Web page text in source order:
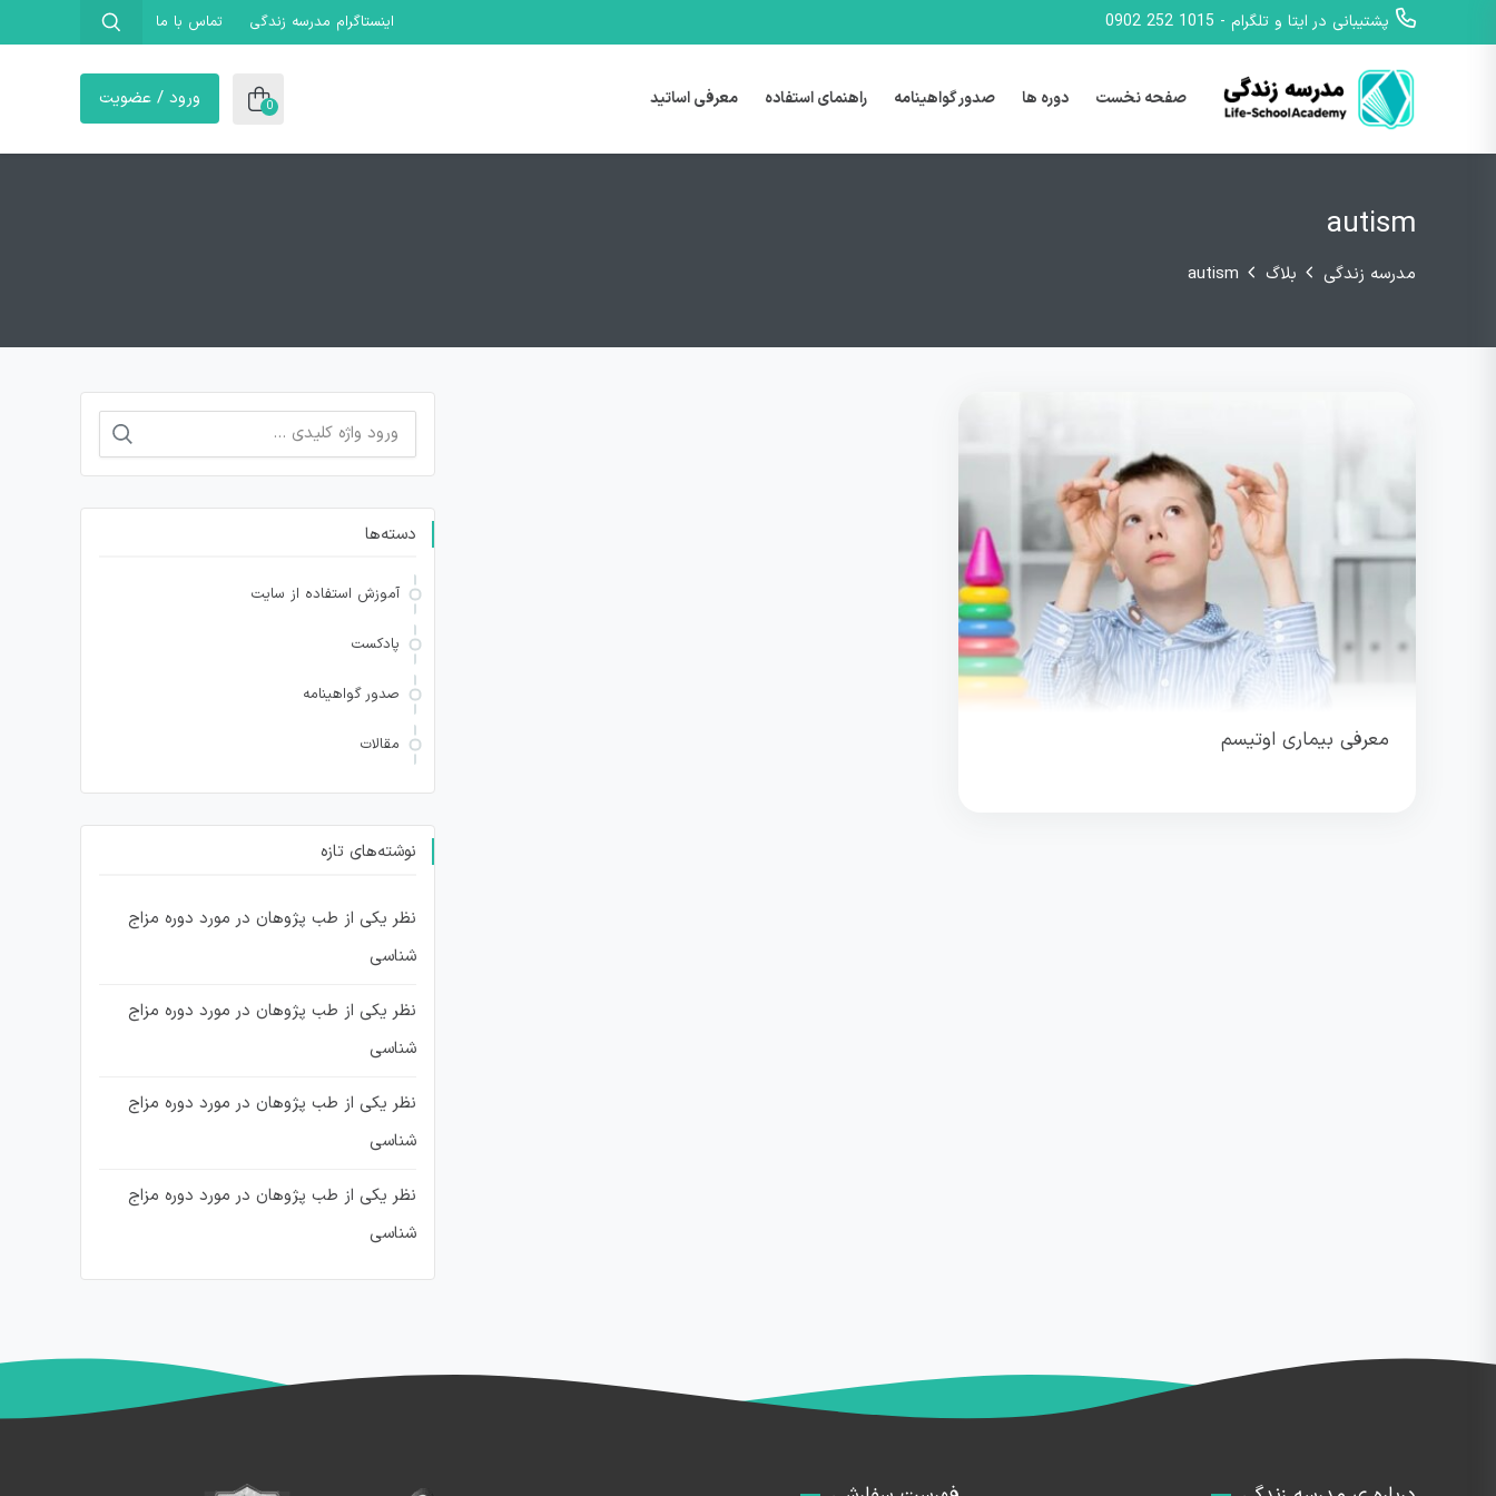
پشتیبانی در ایتا و تلگرام - 1015 252 0902 اینستاگرام مدرسه زندگی تماس با ما
صفحه نخست دوره ها صدور گواهینامه راهنمای استفاده معرفی اساتید 0 ورود / عضویت
autism
مدرسه زندگی بلاگ autism
معرفی بیماری اوتیسم
جستجو
برای:
دسته‌ها
آموزش استفاده از سایت
پادکست
صدور گواهینامه
مقالات
نوشته‌های تازه
نظر یکی از طب پژوهان در مورد دوره مزاج
شناسی
نظر یکی از طب پژوهان در مورد دوره مزاج
شناسی
نظر یکی از طب پژوهان در مورد دوره مزاج
شناسی
نظر یکی از طب پژوهان در مورد دوره مزاج
شناسی